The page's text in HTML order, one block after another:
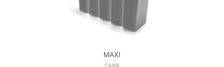
MAXI